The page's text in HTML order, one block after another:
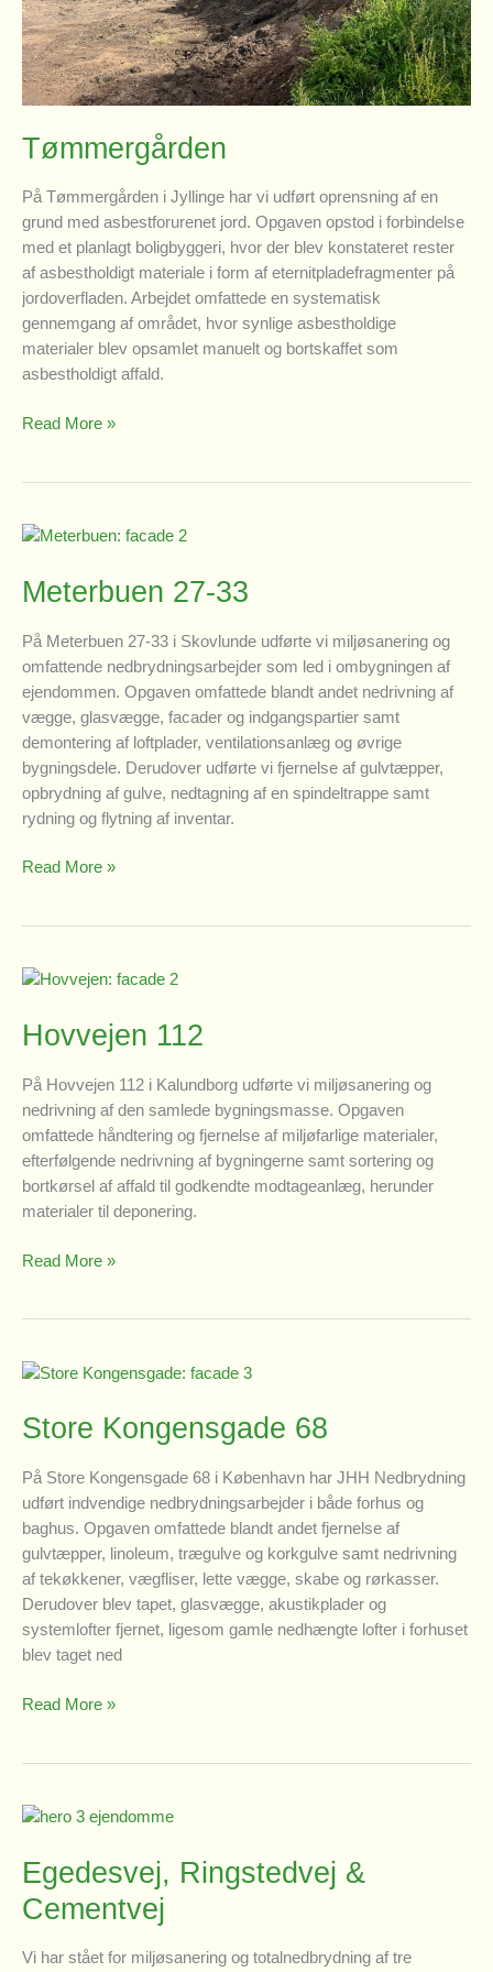
Tømmergården
På Tømmergården i Jyllinge har vi udført oprensning af en
grund med asbestforurenet jord. Opgaven opstod i forbindelse
med et planlagt boligbyggeri, hvor der blev konstateret rester
af asbestholdigt materiale i form af eternitpladefragmenter på
jordoverfladen. Arbejdet omfattede en systematisk
gennemgang af området, hvor synlige asbestholdige
materialer blev opsamlet manuelt og bortskaffet som
asbestholdigt affald.
Tømmergården
Read More »
Meterbuen 27-33
På Meterbuen 27-33 i Skovlunde udførte vi miljøsanering og
omfattende nedbrydningsarbejder som led i ombygningen af
ejendommen. Opgaven omfattede blandt andet nedrivning af
vægge, glasvægge, facader og indgangspartier samt
demontering af loftplader, ventilationsanlæg og øvrige
bygningsdele. Derudover udførte vi fjernelse af gulvtæpper,
opbrydning af gulve, nedtagning af en spindeltrappe samt
rydning og flytning af inventar.
Meterbuen
Read More »
Hovvejen 112
På Hovvejen 112 i Kalundborg udførte vi miljøsanering og
nedrivning af den samlede bygningsmasse. Opgaven
omfattede håndtering og fjernelse af miljøfarlige materialer,
efterfølgende nedrivning af bygningerne samt sortering og
bortkørsel af affald til godkendte modtageanlæg, herunder
materialer til deponering.
Hovvejen
Read More »
Store Kongensgade 68
På Store Kongensgade 68 i København har JHH Nedbrydning
udført indvendige nedbrydningsarbejder i både forhus og
baghus. Opgaven omfattede blandt andet fjernelse af
gulvtæpper, linoleum, trægulve og korkgulve samt nedrivning
af tekøkkener, vægfliser, lette vægge, skabe og rørkasser.
Derudover blev tapet, glasvægge, akustikplader og
systemlofter fjernet, ligesom gamle nedhængte lofter i forhuset
blev taget ned
Store
Read More »
Egedesvej, Ringstedvej &
Cementvej
Vi har stået for miljøsanering og totalnedbrydning af tre